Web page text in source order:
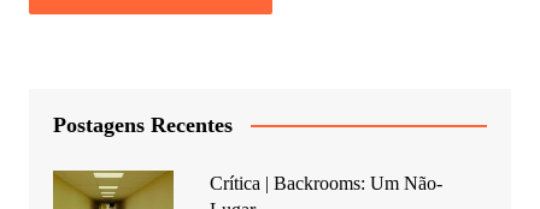
Postagens Recentes
Crítica | Backrooms: Um Não-